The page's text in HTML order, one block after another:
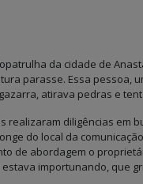
da cidade de
parasse. Essa pessoa,
atirava pedras e
realizaram diligências em
do local da
de abordagem o
importunando, que